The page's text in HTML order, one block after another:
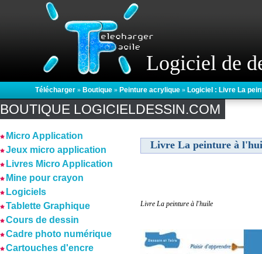
Logiciel de
Télécharger » Boutique » Peinture acrylique » Logiciel : Livre La
BOUTIQUE LOGICIELDESSIN.COM
Micro Application
Jeux micro application
Livres Micro Application
Mine pour crayon
Logiciels
Tablette Graphique
Cours de dessin
Cadre photo numérique
Cartouches d'encre
Livre La peinture à
Livre La peinture à l'huile